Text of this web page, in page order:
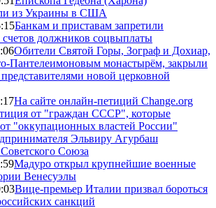
из Украины в США
Банкам и приставам запретили
счетов должников соцвыплаты
Обители Святой Горы, Зограф и Дохиар,
Пантелеимоновым монастырём, закрыли
новой церковной
На сайте онлайн-петиций Change.org
от "граждан СССР", которые
"оккупационных властей России"
Эльвиру Агурбаш
Союза
Мадуро открыл крупнейшие военные
Венесуэлы
Вице-премьер Италии призвал бороться
санкций